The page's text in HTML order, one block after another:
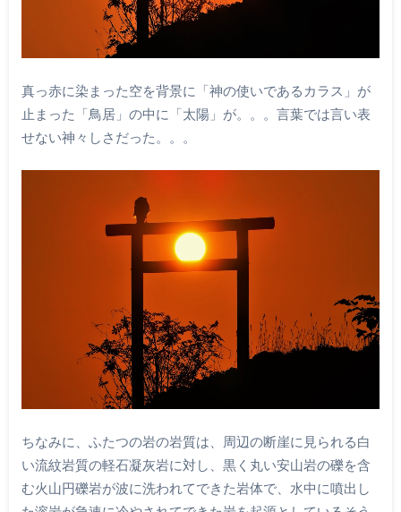
真っ赤に染まった空を背景に「神の使いであるカラス」が
止まった「鳥居」の中に「太陽」が。。。言葉では言い表
せない神々しさだった。。。
ちなみに、ふたつの岩の岩質は、周辺の断崖に見られる白
い流紋岩質の軽石凝灰岩に対し、黒く丸い安山岩の礫を含
む火山円礫岩が波に洗われてできた岩体で、水中に噴出し